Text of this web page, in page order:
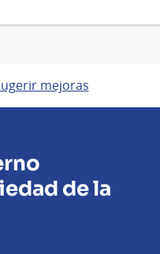
mejoras
de la